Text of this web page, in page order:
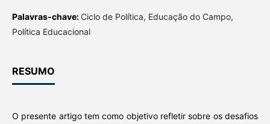
Palavras-chave: Ciclo de Política, Educação do Campo,
Política Educacional
RESUMO
O presente artigo tem como objetivo refletir sobre os desafios